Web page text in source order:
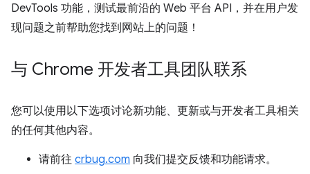
DevTools 功能，测试最前沿的 Web 平台 API，并在用户发
现问题之前帮助您找到网站上的问题！
与 Chrome 开发者工具团队联系
您可以使用以下选项讨论新功能、更新或与开发者工具相关
的任何其他内容。
请前往 crbug.com 向我们提交反馈和功能请求。